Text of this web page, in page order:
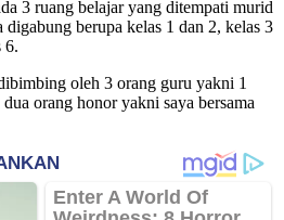
3 ruang belajar yang ditempati murid
digabung berupa kelas 1 dan 2, kelas 3
6.
oleh 3 orang guru yakni 1
orang honor yakni saya bersama